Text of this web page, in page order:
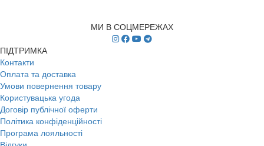
МИ В СОЦМЕРЕЖАХ
ПІДТРИМКА
Контакти
Оплата та доставка
Умови повернення товару
Користувацька угода
Договір публічної оферти
Політика конфіденційності
Програма лояльності